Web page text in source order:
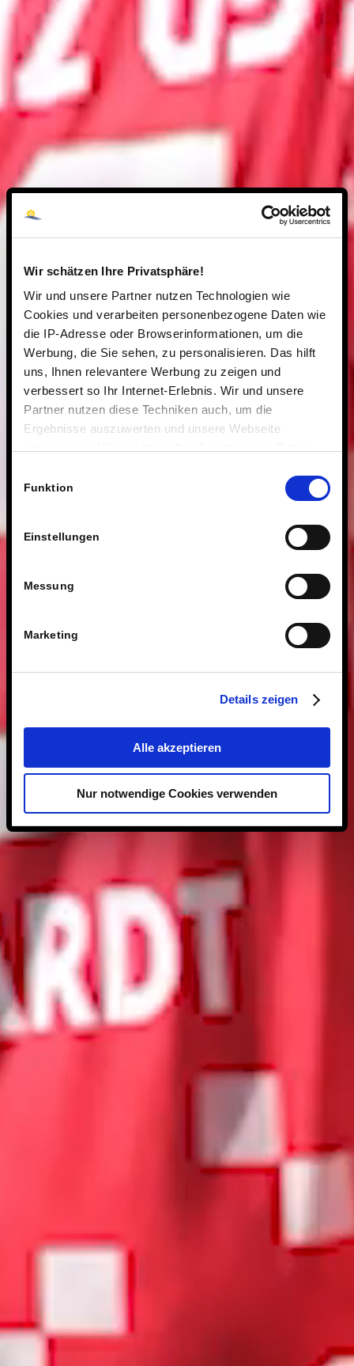
Wir schätzen Ihre Privatsphäre!
Wir und unsere Partner nutzen Technologien wie
Cookies und verarbeiten personenbezogene Daten wie
die IP-Adresse oder Browserinformationen, um die
Werbung, die Sie sehen, zu personalisieren. Das hilft
uns, Ihnen relevantere Werbung zu zeigen und
verbessert so Ihr Internet-Erlebnis. Wir und unsere
Partner nutzen diese Techniken auch, um die
Ergebnisse auszuwerten und unsere Webseite
Technologien.
Funktion
Einstellungen
Messung
Marketing
Details zeigen
Alle akzeptieren
Nur notwendige Cookies verwenden